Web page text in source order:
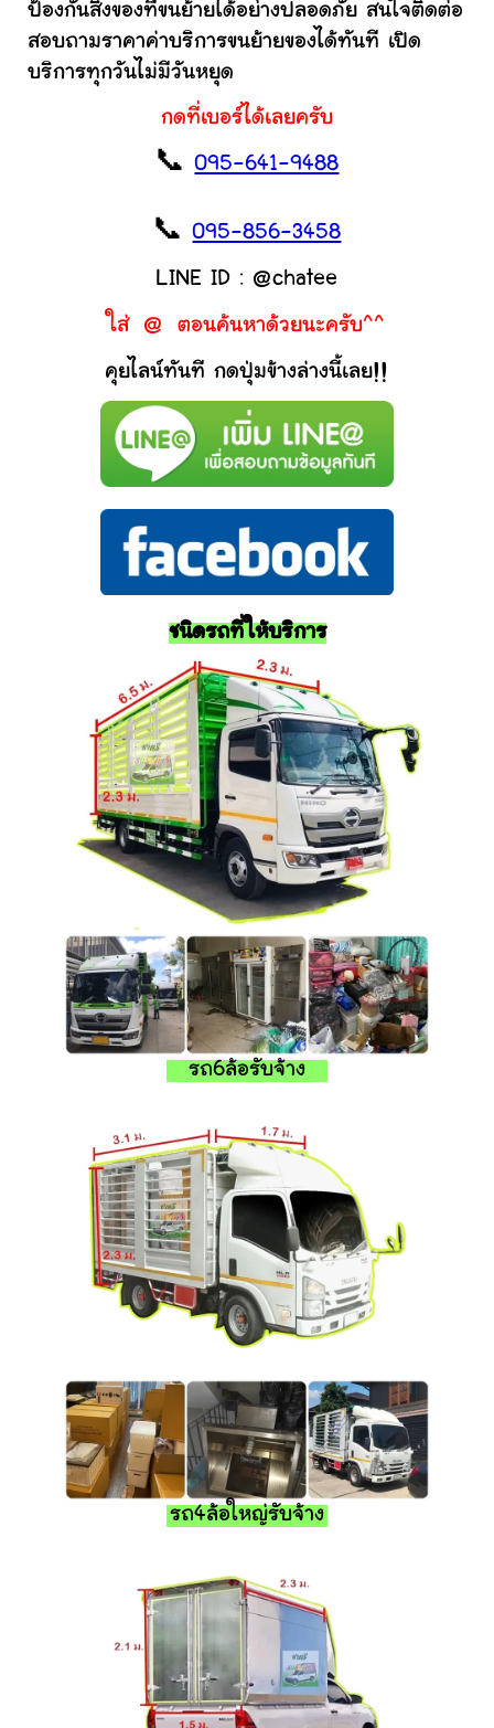
ป้องกันสิ่งของที่ขนย้ายได้อย่างปลอดภัย สนใจติดต่อ
สอบถามราคาค่าบริการขนย้ายของได้ทันที เปิด
บริการทุกวันไม่มีวันหยุด
กดที่เบอร์ได้เลยครับ
📞095-641-9488
📞095-856-3458
LINE ID : @chatee
ใส่ @ ตอนค้นหาด้วยนะครับ^^
คุยไลน์ทันที กดปุ่มข้างล่างนี้เลย!!
ชนิดรถที่ให้บริการ
รถ6ล้อรับจ้าง
รถ4ล้อใหญ่รับจ้าง